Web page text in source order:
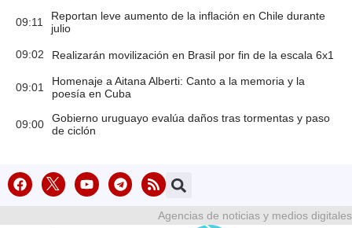
09:11
Reportan leve aumento de la inflación en Chile durante
julio
09:02 Realizarán movilización en Brasil por fin de la escala 6x1
09:01
Homenaje a Aitana Alberti: Canto a la memoria y la
poesía en Cuba
09:00
Gobierno uruguayo evalúa daños tras tormentas y paso
de ciclón
Agencias de noticias y medios digitales